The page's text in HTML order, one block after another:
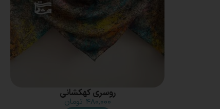
روسری کهکشانی
۴۸۰,۰۰۰ تومان